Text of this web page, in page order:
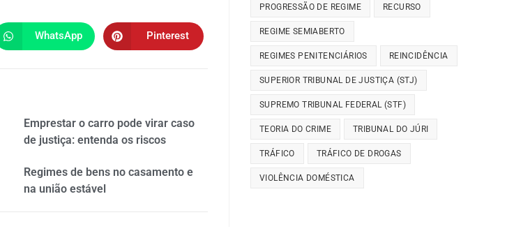
WhatsApp Pinterest
Emprestar o carro pode virar caso
de justiça: entenda os riscos
Regimes de bens no casamento e
na união estável
PROGRESSÃO DE REGIME RECURSO
REGIME SEMIABERTO
REGIMES PENITENCIÁRIOS REINCIDÊNCIA
SUPERIOR TRIBUNAL DE JUSTIÇA (STJ)
SUPREMO TRIBUNAL FEDERAL (STF)
TEORIA DO CRIME TRIBUNAL DO JÚRI
TRÁFICO TRÁFICO DE DROGAS
VIOLÊNCIA DOMÉSTICA